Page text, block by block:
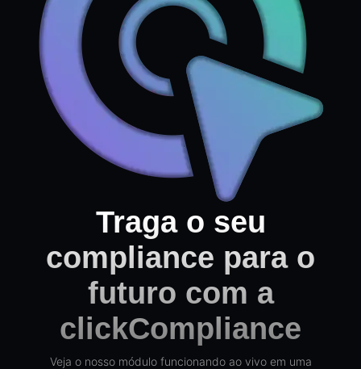
Traga o seu
compliance para o
futuro com a
clickCompliance
Veja o nosso módulo funcionando ao vivo em uma